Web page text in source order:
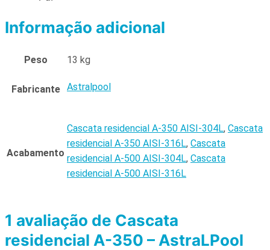
Informação adicional
Peso 13 kg
Fabricante Astralpool
Acabamento
Cascata residencial A-350 AISI-304L, Cascata
residencial A-350 AISI-316L, Cascata
residencial A-500 AISI-304L, Cascata
residencial A-500 AISI-316L
1 avaliação de Cascata
residencial A-350 – AstraLPool